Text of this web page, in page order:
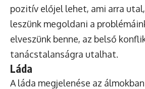
pozitív előjel lehet, ami arra
leszünk megoldani a
elveszünk benne, az belső
tanácstalanságra utalhat.
Láda
A láda megjelenése az